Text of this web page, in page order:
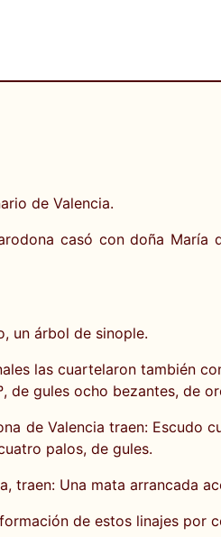
de Valencia.
casó con doña
un árbol de sinople.
las cuartelaron también
de gules ocho bezantes, de
de Valencia traen: Escudo
palos, de gules.
traen: Una mata arrancada
de estos linajes por